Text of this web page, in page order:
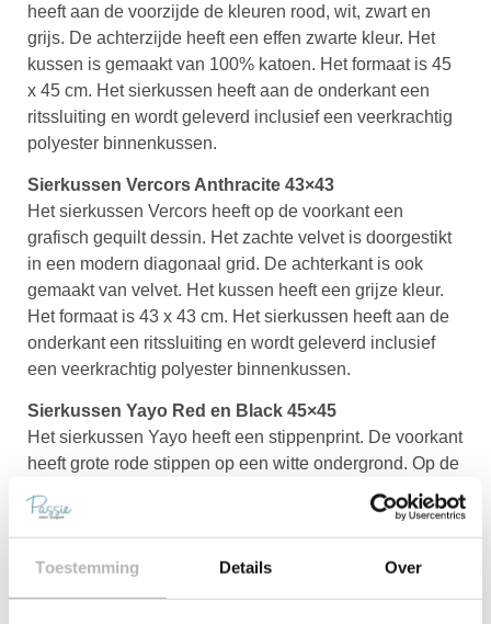
Toestemming Details Over
heeft aan de voorzijde de kleuren rood, wit, zwart en
grijs. De achterzijde heeft een effen zwarte kleur. Het
kussen is gemaakt van 100% katoen. Het formaat is 45
x 45 cm. Het sierkussen heeft aan de onderkant een
ritssluiting en wordt geleverd inclusief een veerkrachtig
polyester binnenkussen.
Sierkussen Vercors Anthracite 43×43
Het sierkussen Vercors heeft op de voorkant een
grafisch gequilt dessin. Het zachte velvet is doorgestikt
in een modern diagonaal grid. De achterkant is ook
gemaakt van velvet. Het kussen heeft een grijze kleur.
Het formaat is 43 x 43 cm. Het sierkussen heeft aan de
onderkant een ritssluiting en wordt geleverd inclusief
een veerkrachtig polyester binnenkussen.
Sierkussen Yayo Red en Black 45×45
Het sierkussen Yayo heeft een stippenprint. De voorkant
heeft grote rode stippen op een witte ondergrond. Op de
achterkant heeft het kussen kleinere zwarte stippen op
een witte ondergrond. Het kussen is gemaakt van 100%
katoen met een digitaal geprint patroon. Het formaat is
45 x 45 cm. Het sierkussen heeft aan de onderkant een
ritssluiting en wordt geleverd inclusief een veerkrachtig